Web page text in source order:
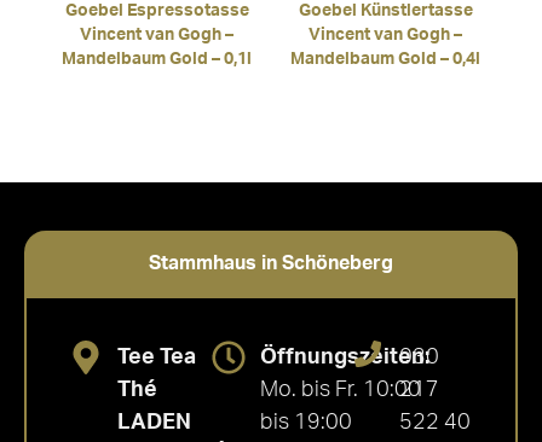
Goebel Espressotasse
Vincent van Gogh –
Mandelbaum Gold – 0,1l
Goebel Künstlertasse
Vincent van Gogh –
Mandelbaum Gold – 0,4l
Stammhaus in Schöneberg
Tee Tea
Thé
LADEN
Öffnungszeiten:
Mo. bis Fr. 10:00
bis 19:00
030
217
522 40